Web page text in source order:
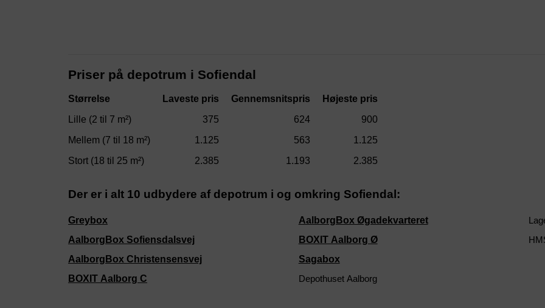
Priser på depotrum i Sofiendal
Størrelse Laveste pris Gennemsnitspris
Højeste pris
Lille (2 til 7 m²)
375 624
900
Mellem (7 til 18 m²)
1.125 563
1.125
Stort (18 til 25 m²)
2.385 1.193 2.385
Der er i alt 10 udbydere af depotrum i og omkring Sofiendal:
Greybox
AalborgBox Sofiensdalsvej
AalborgBox Christensensvej
BOXIT Aalborg C
AalborgBox Øgadekvarteret
BOXIT Aalborg Ø
Sagabox
Depothuset Aalborg